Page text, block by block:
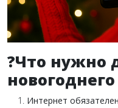
?Что нужно
новогоднего
Интернет